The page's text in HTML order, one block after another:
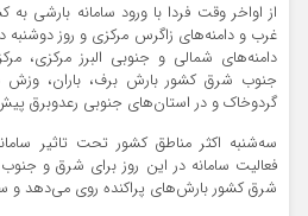
از اواخر وقت فردا با ورود سامانه بارشی
غرب و دامنه‌های زاگرس مرکزی و روز
دامنه‌های شمالی و جنوبی البرز مرکزی،‌
جنوب شرق کشور بارش برف، باران، وزش
گردوخاک و در استان‌های جنوبی رعدوبرق
سه‌شنبه اکثر مناطق کشور تحت تاثیر
فعالیت سامانه در این روز برای شرق و
شرق کشور بارش‌های پراکنده روی می‌دهد و